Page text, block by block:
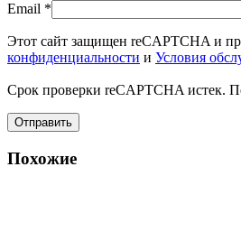
Email *
Этот сайт защищен reCAPTCHA и
конфиденциальности и Условия
Срок проверки reCAPTCHA истек.
Похожие